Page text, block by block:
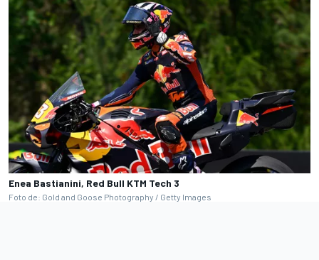
Enea Bastianini, Red Bull KTM Tech 3
Foto de: Gold and Goose Photography / Getty Images